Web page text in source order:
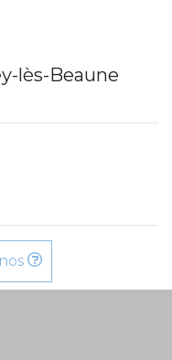
lès-Beaune